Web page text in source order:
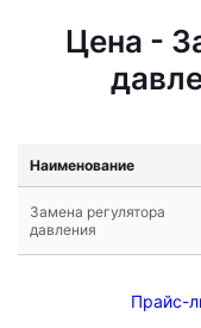
Цена -
Наименование
Замена регулятора
давления
Прайс-